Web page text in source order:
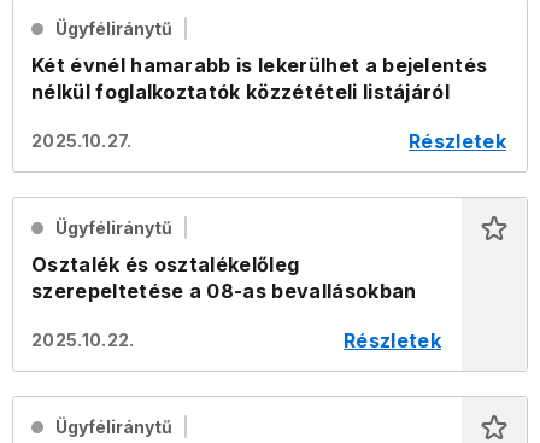
Ügyféliránytű
Két évnél hamarabb is lekerülhet a bejelentés
nélkül foglalkoztatók közzétételi listájáról
2025.10.27. Részletek
Ügyféliránytű
Osztalék és osztalékelőleg
szerepeltetése a 08-as bevallásokban
2025.10.22. Részletek
Ügyféliránytű